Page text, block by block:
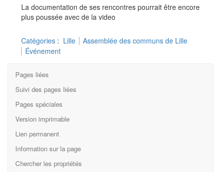
La documentation de ses rencontres pourrait être encore
plus poussée avec de la video
Catégories : Lille
Assemblée des communs de Lille
Événement
Pages liées
Suivi des pages liées
Pages spéciales
Version imprimable
Lien permanent
Information sur la page
Chercher les propriétés